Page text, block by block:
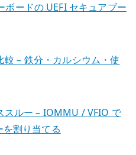
ードの UEFI セキュアブー
– 鉄分・カルシウム・使
ルー – IOMMU / VFIO で
を割り当てる